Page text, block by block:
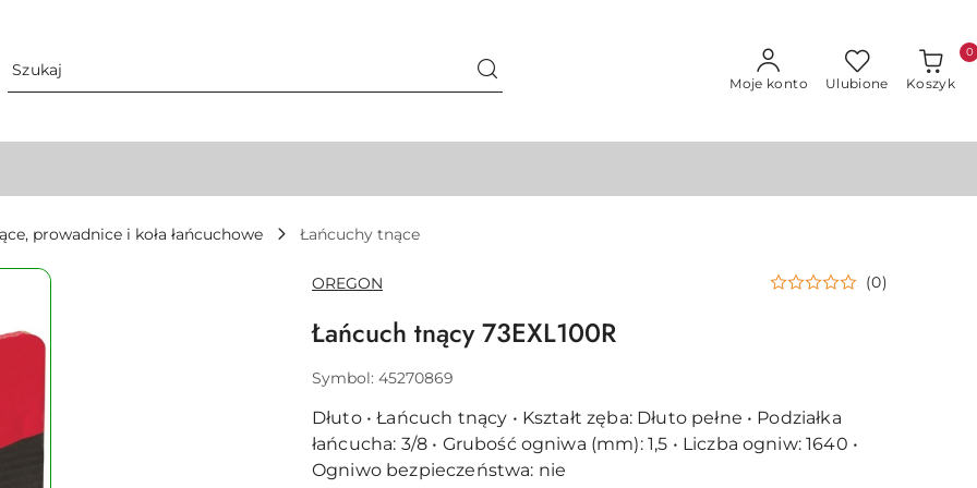
Moje konto Ulubione Koszyk
0
prowadnice i koła łańcuchowe Łańcuchy tnące
NAZWA
PRODUCENTA:
OREGON (0)
Łańcuch tnący 73EXL100R
Symbol: 45270869
Dłuto • Łańcuch tnący • Kształt zęba: Dłuto pełne • Podziałka
łańcucha: 3/8 • Grubość ogniwa (mm): 1,5 • Liczba ogniw: 1640 •
Ogniwo bezpieczeństwa: nie